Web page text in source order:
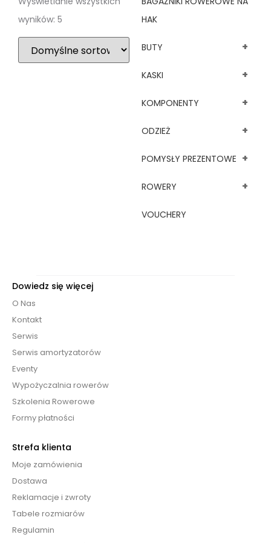
HAK
BUTY +
KASKI +
KOMPONENTY +
ODZIEŻ +
POMYSŁY PREZENTOWE +
ROWERY +
VOUCHERY
wyników: 5
Dowiedz się więcej
O Nas
Kontakt
Serwis
Serwis amortyzatorów
Eventy
Wypożyczalnia rowerów
Szkolenia Rowerowe
Formy płatności
Strefa klienta
Moje zamówienia
Dostawa
Reklamacje i zwroty
Tabele rozmiarów
Regulamin